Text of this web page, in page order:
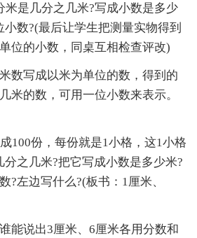
是几分之几米?写成小数是多少
数?(最后让学生把测量实物得到
位的小数，同桌互相检查评改)
数写成以米为单位的数，得到的
米的数，可用一位小数来表示。
100份，每份就是1小格，这1小格
分之几米?把它写成小数是多少米?
?左边写什么?(板书：1厘米、
能说出3厘米、6厘米各用分数和